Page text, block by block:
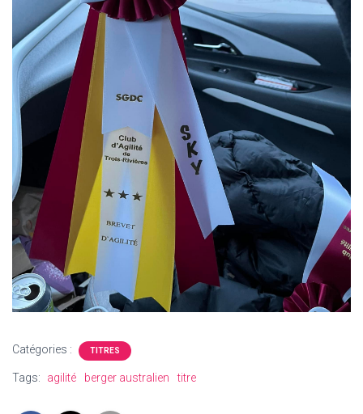
Catégories : TITRES
Tags: agilité berger australien titre